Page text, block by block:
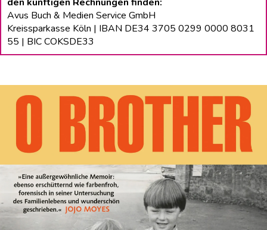
Avus Buch & Medien Service GmbH
Kreissparkasse Köln | IBAN DE34 3705 0299 0000 8031
55 | BIC COKSDE33